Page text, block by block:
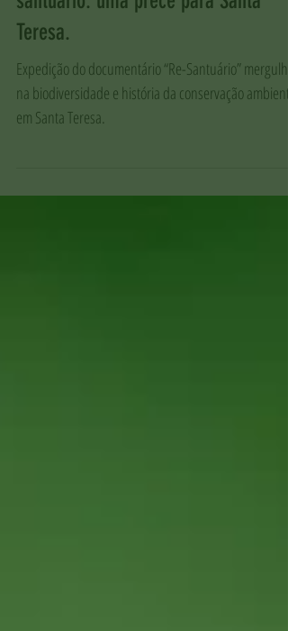
produção do Documentário: Re-
santuário: uma prece para Santa
Teresa.
Expedição do documentário “Re-Santuário” mergulha